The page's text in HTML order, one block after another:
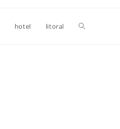
hotel litoral Alternar